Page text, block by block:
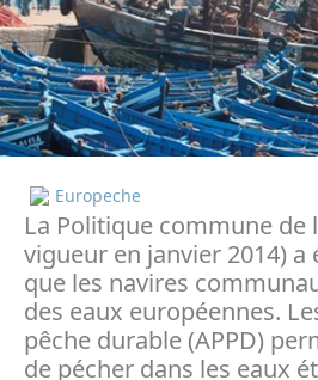
Europeche
La Politique commune
vigueur en janvier 2014)
que les navires
des eaux européennes.
pêche durable (APPD)
de pécher dans les eaux